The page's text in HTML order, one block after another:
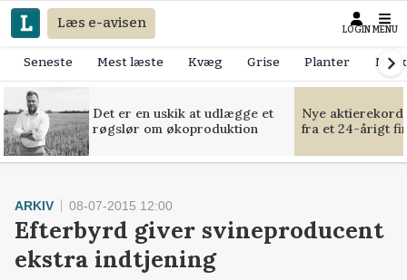
Læs e-avisen LOGIN MENU
Seneste Mest læste Kvæg Grise Planter
Det er en uskik at udlægge et
røgslør om økoproduktion
Nye
fra et 24-årigt
ARKIV 08-07-2015 12:00
Efterbyrd giver svineproducent
ekstra indtjening